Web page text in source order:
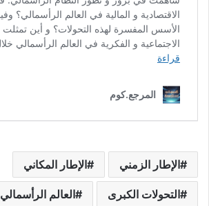
الإطار الزمني الإطار المكاني
التحولات الكبرى العالم الرأسمالي